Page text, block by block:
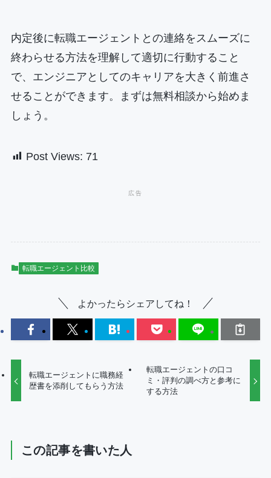
内定後に転職エージェントとの連絡をスムーズに
終わらせる方法を理解して適切に行動すること
で、エンジニアとしてのキャリアを大きく前進さ
せることができます。まずは無料相談から始めま
しょう。
Post Views: 71
転職エージェント比較
よかったらシェアしてね！
転職エージェントに職務経
歴書を添削してもらう方法
転職エージェントの口コ
ミ・評判の調べ方と参考に
する方法
この記事を書いた人